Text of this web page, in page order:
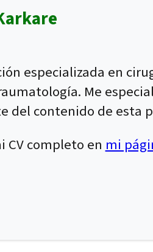
especializada en
Me
del contenido de esta
CV completo en mi